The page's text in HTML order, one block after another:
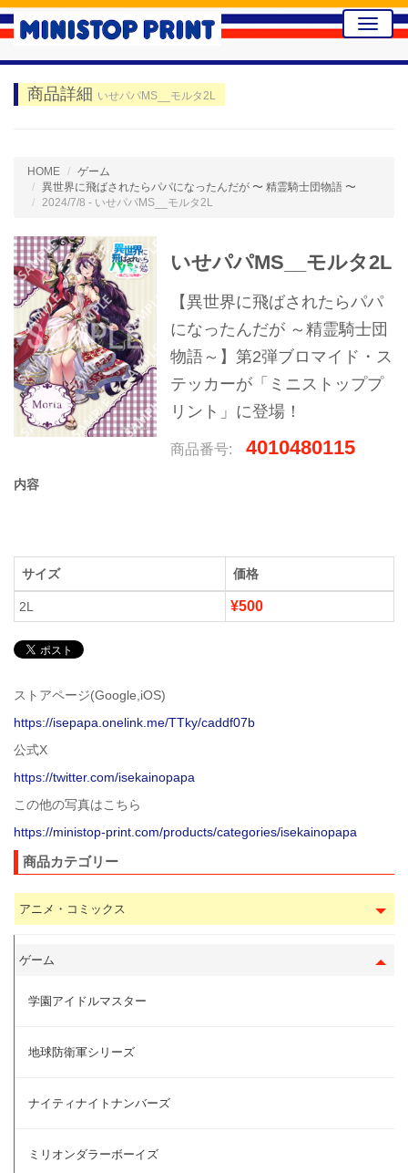
Toggle
商品詳細 いせパパMS__モルタ2L
HOME
ゲーム
異世界に飛ばされたらパパになったんだが 〜 精霊騎士団物語 〜
2024/7/8 - いせパパMS__モルタ2L
いせパパMS__モルタ2L
【異世界に飛ばされたらパパ
になったんだが ～精霊騎士団
物語～】第2弾ブロマイド・ス
テッカーが「ミニストッププ
リント」に登場！
商品番号: 4010480115
内容
サイズ 価格
2L ¥500
ストアページ(Google,iOS)
https://isepapa.onelink.me/TTky/caddf07b
公式X
https://twitter.com/isekainopapa
この他の写真はこちら
https://ministop-print.com/products/categories/isekainopapa
商品カテゴリー
アニメ・コミックス
ゲーム
学園アイドルマスター
地球防衛軍シリーズ
ナイティナイトナンバーズ
ミリオンダラーボーイズ